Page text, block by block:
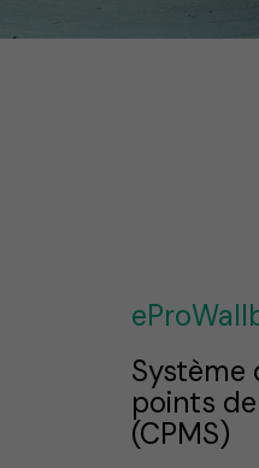
Système
points
(CPMS)